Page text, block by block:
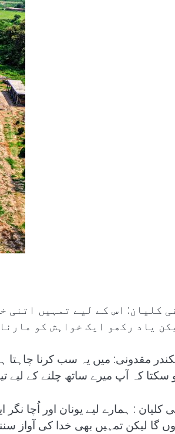
کلیان: اس کے لیے تمہیں اتنی
یاد رکھو ایک خواہش کو
مقدونی: میں یہ سب کرنا چاہتا
سکتا کہ آپ میرے ساتھ چلنے کے لیے
کلیان : ہمارے لیے یونان اور اُچا
گا لیکن تمہیں بھی خدا کی آواز